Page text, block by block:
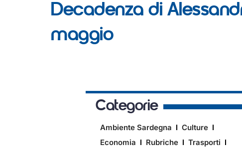
Decadenza di
maggio
Categorie
Ambiente Sardegna
Culture
Economia
Rubriche
Trasporti